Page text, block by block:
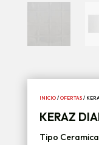
INICIO/ OFERTAS/
KERAZ
Tipo